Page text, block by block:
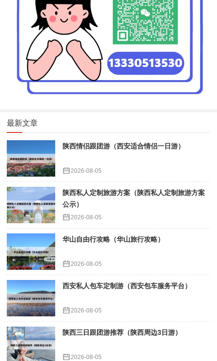
最新文章
陕西情侣跟团游（西安适合情侣一日游）
2026-08-05
陕西私人定制旅游方案（陕西私人定制旅游方案
公示）
2026-08-05
华山自由行攻略（华山旅行攻略）
2026-08-05
西安私人包车定制游（西安包车服务平台）
2026-08-05
陕西三日跟团游推荐（陕西周边3日游）
2026-08-05